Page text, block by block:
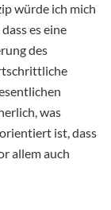
würde ich mich
es eine
des
was
ist, dass
allem auch